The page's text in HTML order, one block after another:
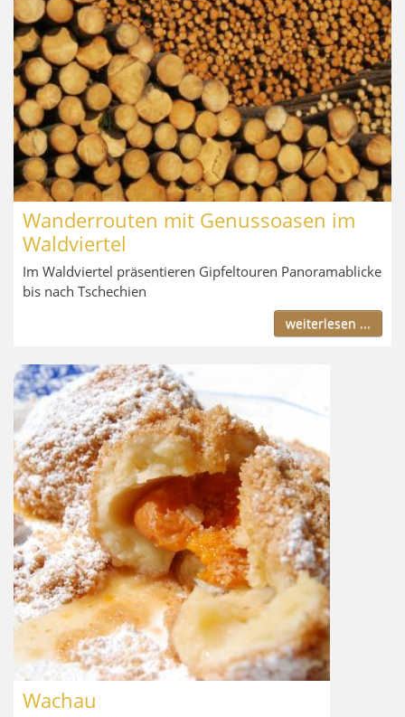
Wanderrouten mit Genussoasen im
Waldviertel
Im Waldviertel präsentieren Gipfeltouren Panoramablicke
bis nach Tschechien
weiterlesen ...
Wachau